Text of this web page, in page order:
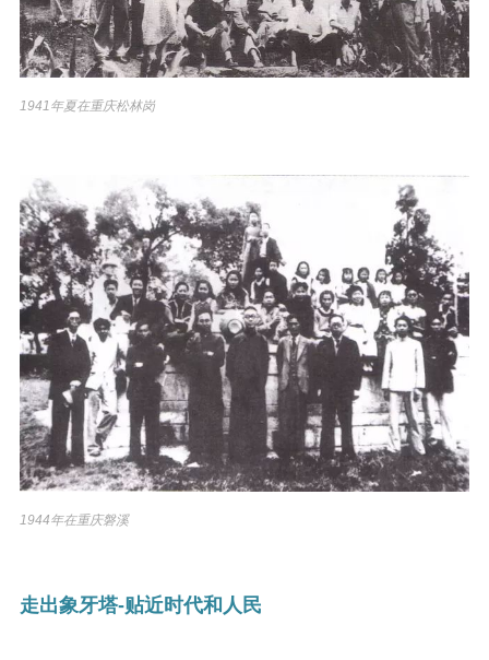
1941年夏在重庆松林岗
1944年在重庆磐溪
走出象牙塔-贴近时代和人民